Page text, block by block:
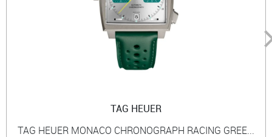
TAG HEUER
TAG HEUER MONACO CHRONOGRAPH RACING GREE...